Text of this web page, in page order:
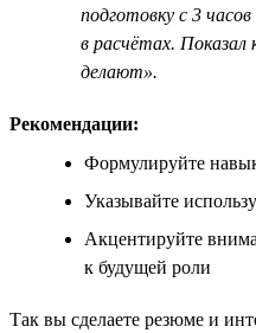
подготовку с 3
в расчётах. Показал
делают».
Рекомендации:
Формулируйте
Указывайте
Акцентируйте
к будущей роли
Так вы сделаете резюме и